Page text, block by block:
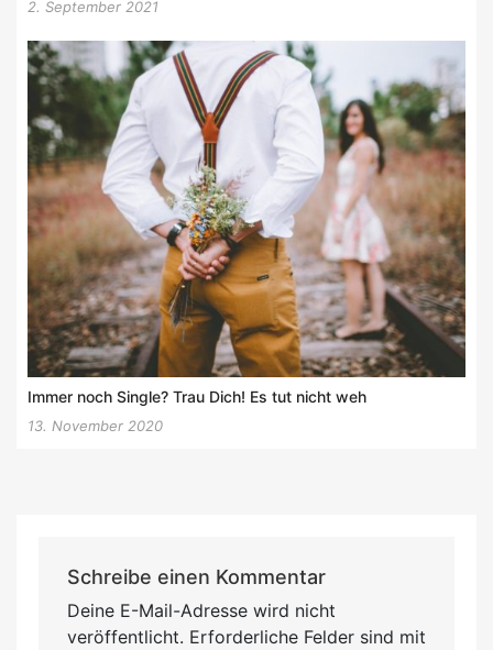
2. September 2021
Immer noch Single? Trau Dich! Es tut nicht weh
13. November 2020
Schreibe einen Kommentar
Deine E-Mail-Adresse wird nicht
veröffentlicht. Erforderliche Felder sind mit